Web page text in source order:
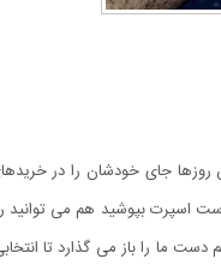
جای خودشان را در
اسپرت بپوشید هم می
ما را باز می گذارد تا